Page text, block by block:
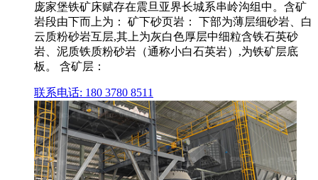
庞家堡铁矿床赋存在震旦亚界长城系串岭沟组中。含矿
岩段由下而上为： 矿下砂页岩： 下部为薄层细砂岩、白
云质粉砂岩互层,其上为灰白色厚层中细粒含铁石英砂
岩、泥质铁质粉砂岩（通称小白石英岩）,为铁矿层底
板。 含矿层：
联系电话: 180 3780 8511